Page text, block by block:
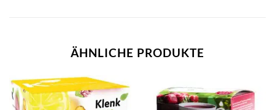
ÄHNLICHE PRODUKTE